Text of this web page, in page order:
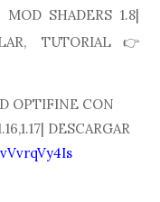
SHADERS 1.8|
TUTORIAL👉
OPTIFINE CON
DESCARGAR